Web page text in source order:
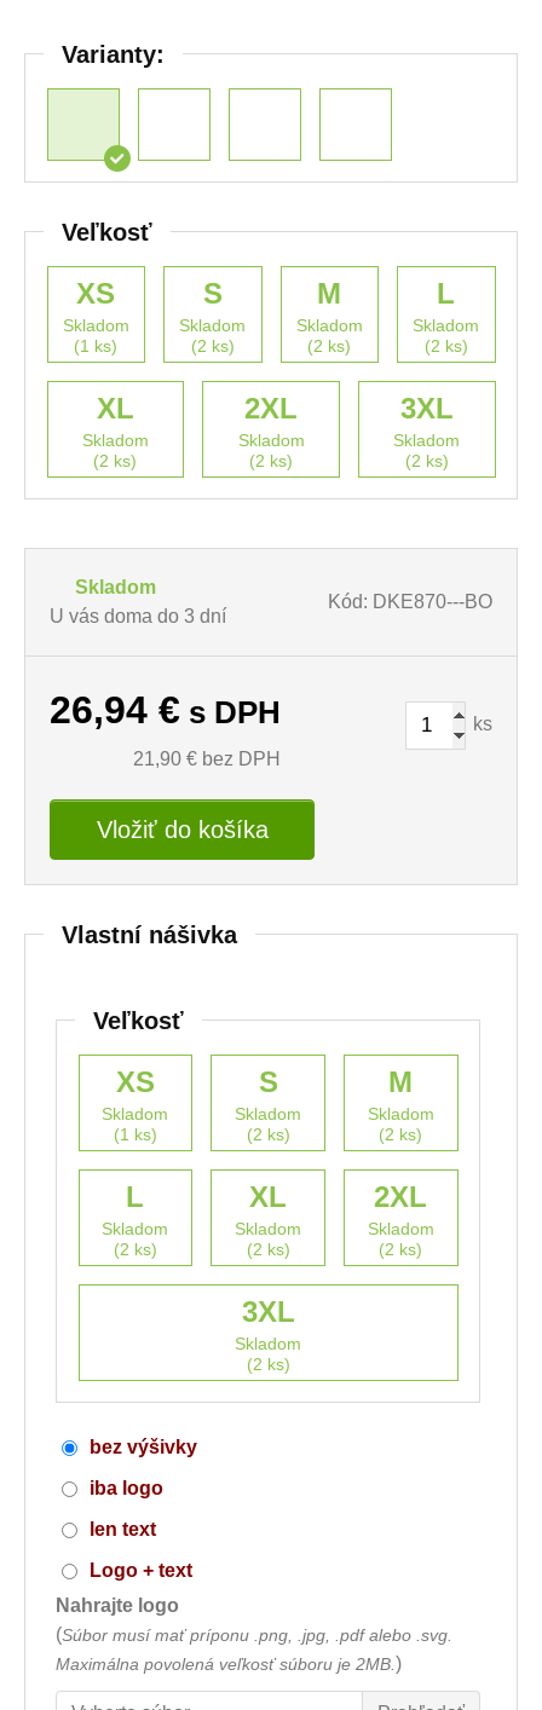
Varianty:
Veľkosť
XS
Skladom
(1 ks)
S
Skladom
(2 ks)
M
Skladom
(2 ks)
L
Skladom
(2 ks)
XL
Skladom
(2 ks)
2XL
Skladom
(2 ks)
3XL
Skladom
(2 ks)
Skladom
U vás doma do 3 dní
Kód: DKE870---BO
26,94 € s DPH
21,90 € bez DPH
ks
Vložiť do košíka
Vlastní nášivka
Veľkosť
XS
Skladom
(1 ks)
S
Skladom
(2 ks)
M
Skladom
(2 ks)
L
Skladom
(2 ks)
XL
Skladom
(2 ks)
2XL
Skladom
(2 ks)
3XL
Skladom
(2 ks)
bez výšivky
iba logo
len text
Logo + text
Nahrajte logo
(Súbor musí mať príponu .png, .jpg, .pdf alebo .svg.
Maximálna povolená veľkosť súboru je 2MB. )